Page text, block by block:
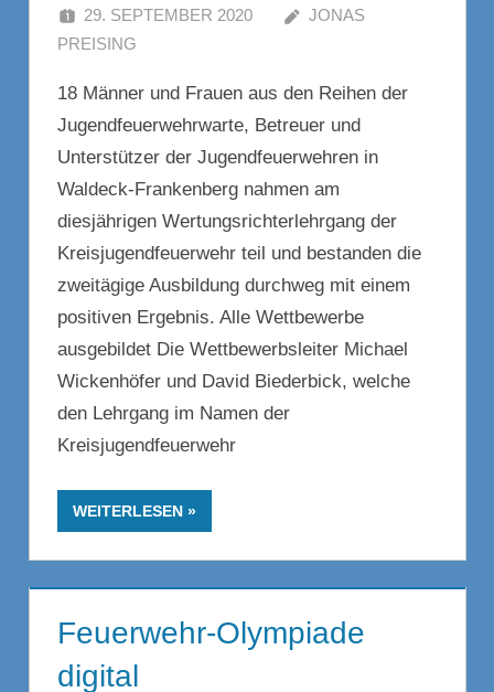
29. SEPTEMBER 2020
JONAS
PREISING
18 Männer und Frauen aus den Reihen der
Jugendfeuerwehrwarte, Betreuer und
Unterstützer der Jugendfeuerwehren in
Waldeck-Frankenberg nahmen am
diesjährigen Wertungsrichterlehrgang der
Kreisjugendfeuerwehr teil und bestanden die
zweitägige Ausbildung durchweg mit einem
positiven Ergebnis. Alle Wettbewerbe
ausgebildet Die Wettbewerbsleiter Michael
Wickenhöfer und David Biederbick, welche
den Lehrgang im Namen der
Kreisjugendfeuerwehr
WEITERLESEN
Feuerwehr-Olympiade
digital